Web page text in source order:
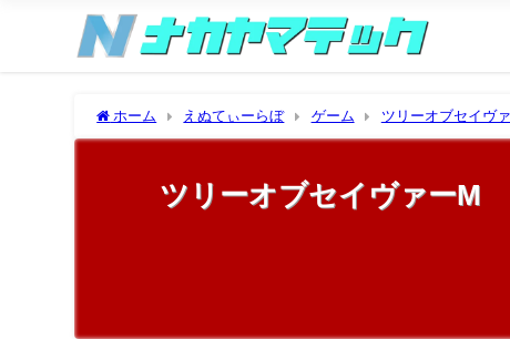
ホーム えぬてぃーらぼ ゲーム ツリーオブセイヴ
ツリーオブセイヴァーM